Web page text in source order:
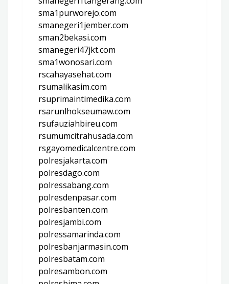
sma1purworejo.com
smanegeri1jember.com
sman2bekasi.com
smanegeri47jkt.com
sma1wonosari.com
rscahayasehat.com
rsumalikasim.com
rsuprimaintimedika.com
rsarunlhokseumaw.com
rsufauziahbireu.com
rsumumcitrahusada.com
rsgayomedicalcentre.com
polresjakarta.com
polresdago.com
polressabang.com
polresdenpasar.com
polresbanten.com
polresjambi.com
polressamarinda.com
polresbanjarmasin.com
polresbatam.com
polresambon.com